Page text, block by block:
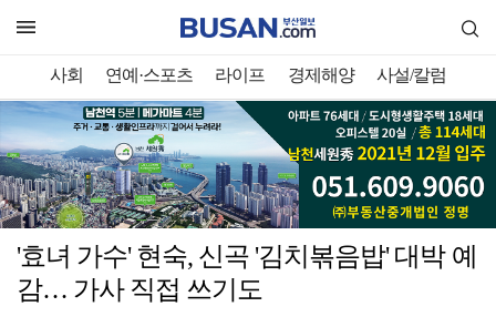
사회 연예·스포츠 라이프 경제해양 사설/칼럼
'효녀 가수' 현숙, 신곡 '김치볶음밥' 대박 예
감… 가사 직접 쓰기도